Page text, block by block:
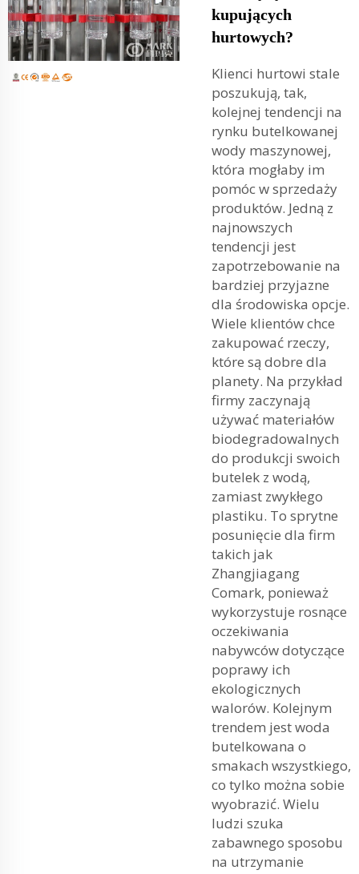
kupujących
hurtowych?
Klienci hurtowi stale
poszukują, tak,
kolejnej tendencji na
rynku butelkowanej
wody maszynowej,
która mogłaby im
pomóc w sprzedaży
produktów. Jedną z
najnowszych
tendencji jest
zapotrzebowanie na
bardziej przyjazne
dla środowiska opcje.
Wiele klientów chce
zakupować rzeczy,
które są dobre dla
planety. Na przykład
firmy zaczynają
używać materiałów
biodegradowalnych
do produkcji swoich
butelek z wodą,
zamiast zwykłego
plastiku. To sprytne
posunięcie dla firm
takich jak
Zhangjiagang
Comark, ponieważ
wykorzystuje rosnące
oczekiwania
nabywców dotyczące
poprawy ich
ekologicznych
walorów. Kolejnym
trendem jest woda
butelkowana o
smakach wszystkiego,
co tylko można sobie
wyobrazić. Wielu
ludzi szuka
zabawnego sposobu
na utrzymanie